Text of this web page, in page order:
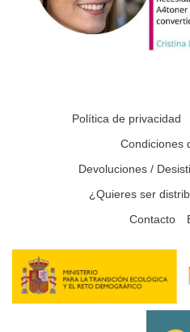
Política de privacidad
Condiciones
Devoluciones /
¿Quieres ser
Contacto